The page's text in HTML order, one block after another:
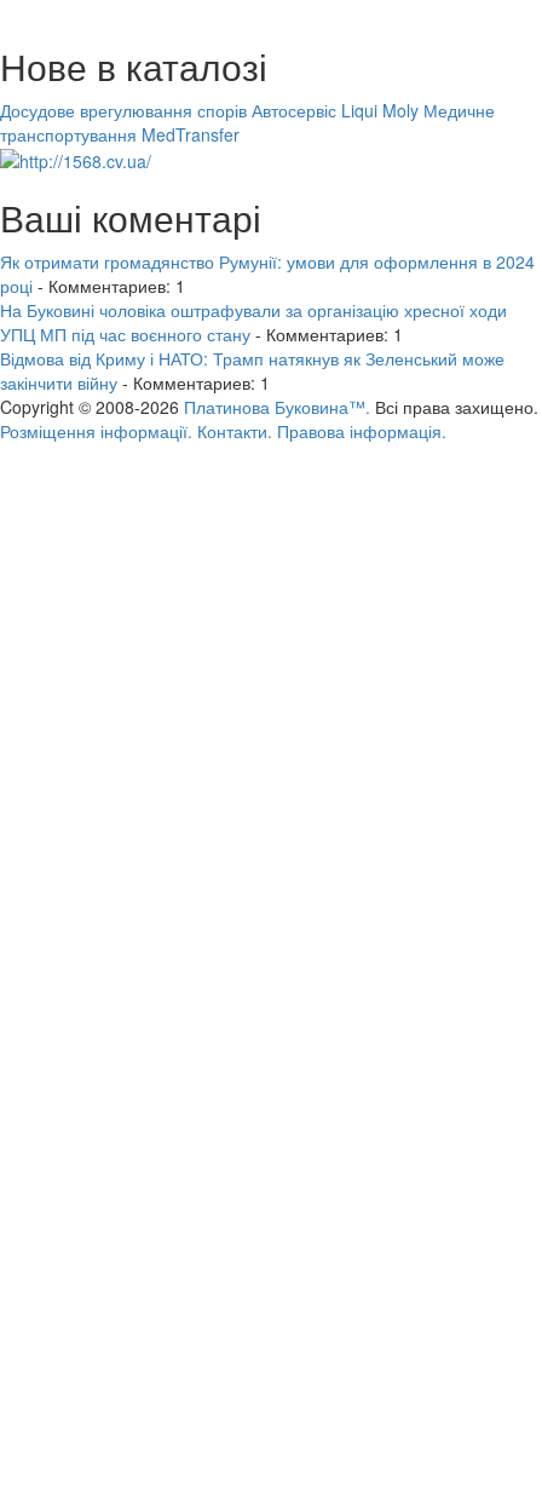
Нове в каталозі
Досудове врегулювання спорів Автосервіс Liqui Moly Медичне
транспортування MedTransfer
Ваші коментарі
Як отримати громадянство Румунії: умови для оформлення в 2024
році - Комментариев: 1
На Буковині чоловіка оштрафували за організацію хресної ходи
УПЦ МП під час воєнного стану - Комментариев: 1
Відмова від Криму і НАТО: Трамп натякнув як Зеленський може
закінчити війну - Комментариев: 1
Copyright © 2008-2026 Платинова Буковина™. Всі права захищено.
Розміщення інформації. Контакти. Правова інформація.